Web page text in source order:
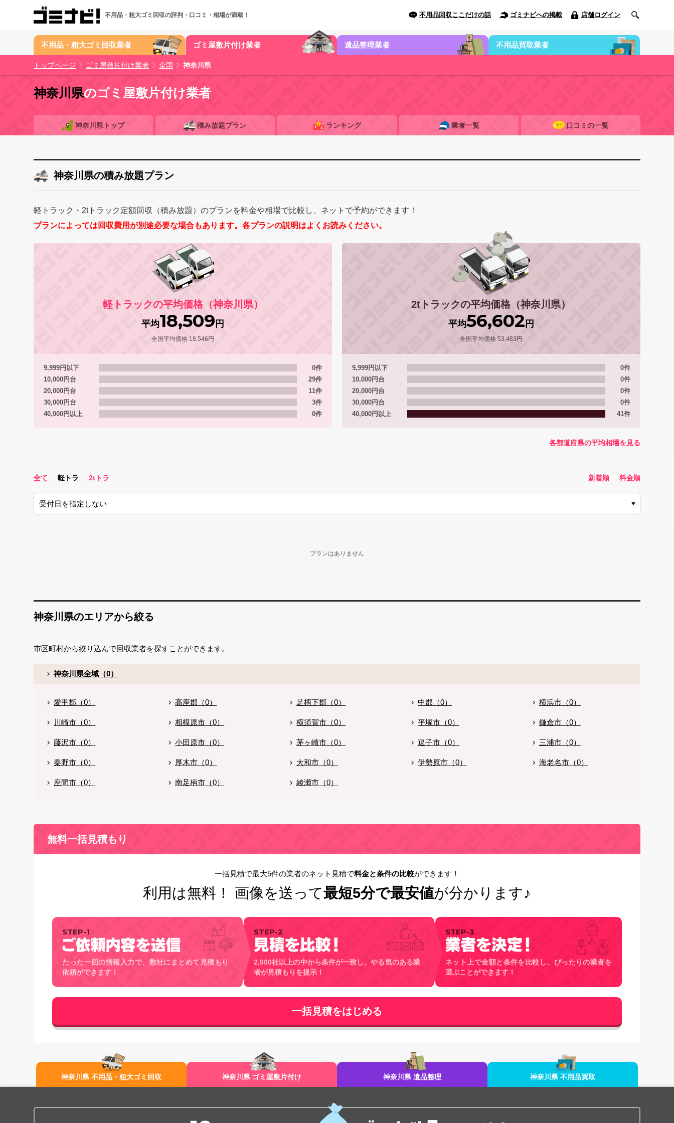
不用品・粗大ゴミ回収の評判・口コミ・相場が満載！ 不用品回収ここだけの話 ゴミナビへの掲載 店舗ログイン
不用品・粗大ゴミ回収業者 ゴミ屋敷片付け業者 遺品整理業者 不用品買取業者
トップページ ゴミ屋敷片付け業者 全国 神奈川県
神奈川県のゴミ屋敷片付け業者
神奈川県トップ 積み放題プラン ランキング 業者一覧 口コミの一覧
神奈川県の積み放題プラン
軽トラック・2tトラック定額回収（積み放題）のプランを料金や相場で比較し、ネットで予約ができます！
プランによっては回収費用が別途必要な場合もあります。各プランの説明はよくお読みください。
軽トラックの平均価格（神奈川県）
平均18,509 円
全国平均価格 18,546円
9,999円以下
0件
10,000円台
29件
20,000円台
11件
30,000円台
3件
40,000円以上
0件
2tトラックの平均価格（神奈川県）
平均56,602 円
全国平均価格 53,483円
9,999円以下
0件
10,000円台
0件
20,000円台
0件
30,000円台
0件
40,000円以上
41件
各都道府県の平均相場を見る
全て 軽トラ 2tトラ 新着順 料金順
プランはありません
神奈川県のエリアから絞る
市区町村から絞り込んで回収業者を探すことができます。
神奈川県全域（0）
愛甲郡（0） 高座郡（0） 足柄下郡（0） 中郡（0） 横浜市（0）
川崎市（0） 相模原市（0） 横須賀市（0） 平塚市（0） 鎌倉市（0）
藤沢市（0） 小田原市（0） 茅ヶ崎市（0） 逗子市（0） 三浦市（0）
秦野市（0） 厚木市（0） 大和市（0） 伊勢原市（0） 海老名市（0）
座間市（0） 南足柄市（0） 綾瀬市（0）
無料一括見積もり
一括見積で最大5件の業者のネット見積で料金と条件の比較ができます！
利用は無料！ 画像を送って最短5分で最安値が分かります♪
STEP-1
たった一回の情報入力で、数社にまとめて見積もり
依頼ができます！
STEP-2
2,000社以上の中から条件が一致し、やる気のある業
者が見積もりを提示！
STEP-3
ネット上で金額と条件を比較し、ぴったりの業者を
選ぶことができます！
神奈川県 不用品・粗大ゴミ回収 神奈川県 ゴミ屋敷片付け 神奈川県 遺品整理 神奈川県 不用品買取